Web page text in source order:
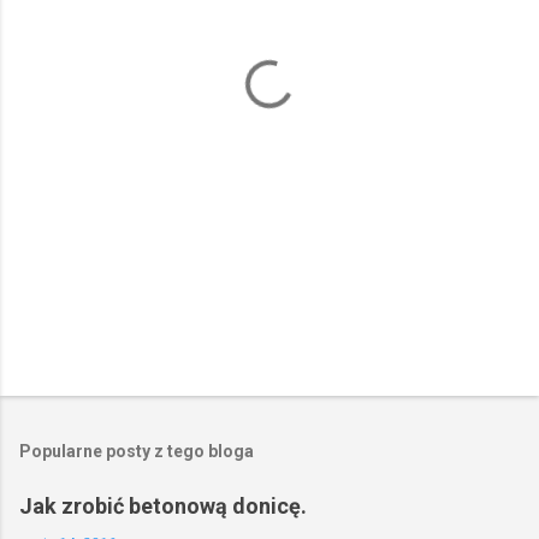
Popularne posty z tego bloga
Jak zrobić betonową donicę.